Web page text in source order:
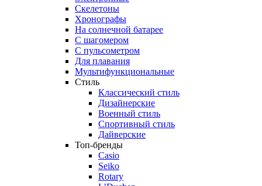
Скелетоны
Хронографы
На солнечной батарее
С шагомером
С пульсометром
Для плавания
Мультифункциональные
Стиль
Классический стиль
Дизайнерские
Военный стиль
Спортивный стиль
Дайверские
Топ-бренды
Casio
Seiko
Rotary